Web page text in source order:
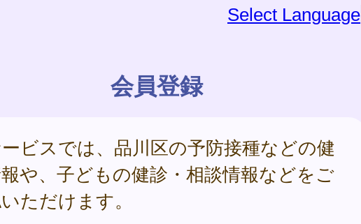
Select Language
会員登録
ビスでは、品川区の予防接種などの健
や、子どもの健診・相談情報などをご
ただけます。